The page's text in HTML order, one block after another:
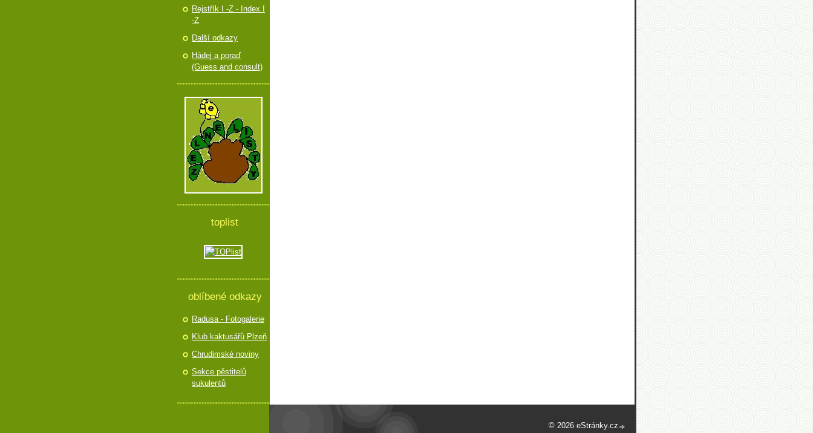
Rejstřík I -Z - Index I
-Z
Další odkazy
Hádej a poraď
(Guess and consult)
toplist
oblíbené odkazy
Radusa - Fotogalerie
Klub kaktusářů Plzeň
Chrudimské noviny
Sekce pěstitelů
sukulentů
© 2026 eStránky.cz